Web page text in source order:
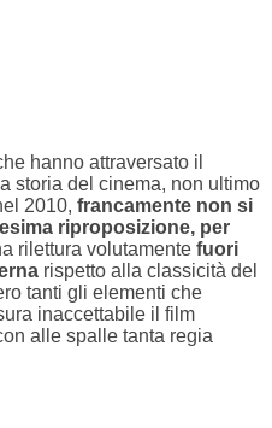
hanno attraversato il
storia del cinema, non ultimo
2010, francamente non si
riproposizione, per
rilettura volutamente fuori
rispetto alla classicità del
tanti gli elementi che
inaccettabile il film
alle spalle tanta regia